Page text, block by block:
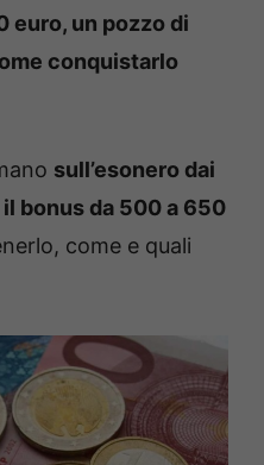
euro, un pozzo di
conquistarlo
sull’esonero dai
bonus da 500 a 650
come e quali